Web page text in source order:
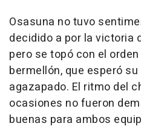
Osasuna no tuvo
decidido a por la victoria
pero se topó con el
bermellón, que esperó
agazapado. El ritmo del
ocasiones no fueron
buenas para ambos